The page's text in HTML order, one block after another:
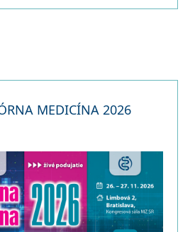
MEDICÍNA 2026